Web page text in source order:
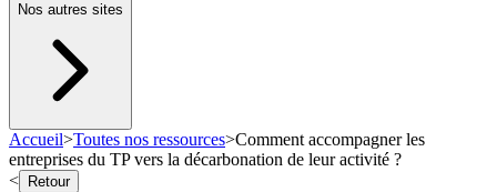
Nos autres sites
Accueil>Toutes nos ressources>Comment accompagner les
entreprises du TP vers la décarbonation de leur activité ?
<
Retour